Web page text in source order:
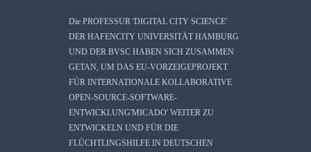
Die PROFESSUR 'DIGITAL CITY SCIENCE'
DER HAFENCITY UNIVERSITÄT HAMBURG
UND DER BVSC HABEN SICH ZUSAMMEN
GETAN, UM DAS EU-VORZEIGEPROJEKT
FÜR INTERNATIONALE KOLLABORATIVE
OPEN-SOURCE-SOFTWARE-
ENTWICKLUNG'MICADO' WEITER ZU
ENTWICKELN UND FÜR DIE
FLÜCHTLINGSHILFE IN DEUTSCHEN